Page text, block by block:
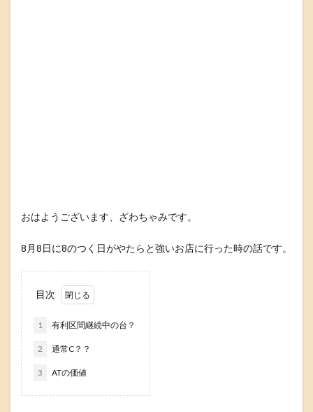
おはようございます、ざわちゃみです。
8月8日に8のつく日がやたらと強いお店に行った時の話です。
目次
1 有利区間継続中の台？
2 通常C？？
3 ATの価値